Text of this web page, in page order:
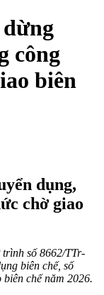
công
biên
dụng,
chờ giao
số 8662/TTr-
biên chế, số
chế năm 2026.